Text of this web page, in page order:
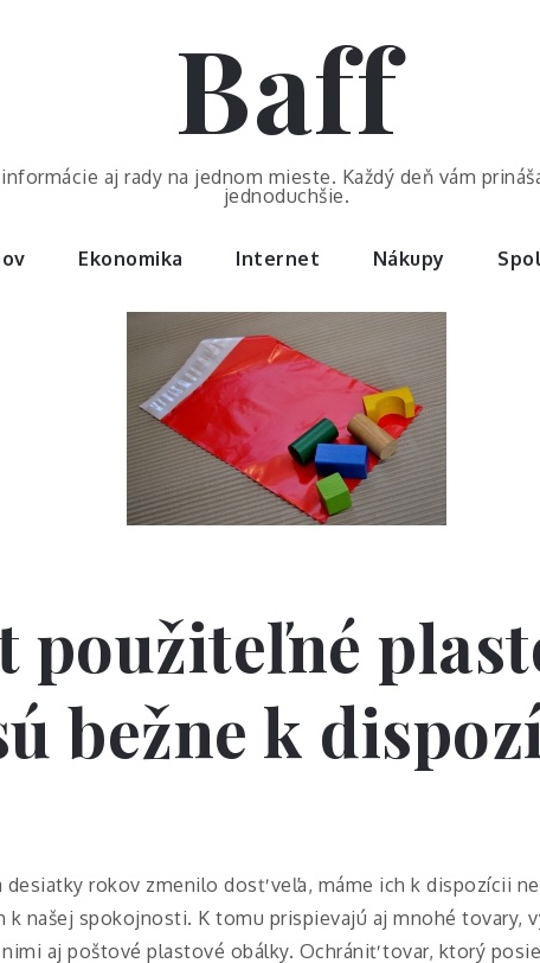
Baff
aj rady na jednom mieste. Každý deň vám
jednoduchšie.
Ekonomika Internet Nákupy
použiteľné
bežne k
rokov zmenilo dosť veľa, máme ich k dispozícii
k našej spokojnosti. K tomu prispievajú aj mnohé tovary,
aj poštové plastové obálky. Ochrániť tovar, ktorý